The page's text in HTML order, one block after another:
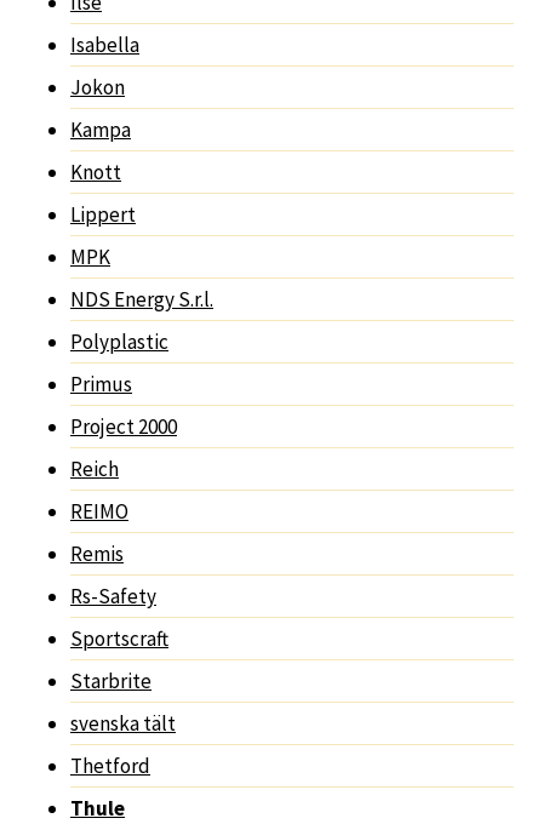
Isabella
Jokon
Kampa
Knott
Lippert
MPK
NDS Energy S.r.l.
Polyplastic
Primus
Project 2000
Reich
REIMO
Remis
Rs-Safety
Sportscraft
Starbrite
svenska tält
Thetford
Thule